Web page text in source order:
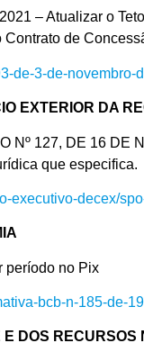
– Atualizar o
de
de-3-de-novembro-
EXTERIOR DA
Nº 127, DE 16 DE
que especifica.
executivo-decex/
período no Pix
bcb-n-185-de-
DOS